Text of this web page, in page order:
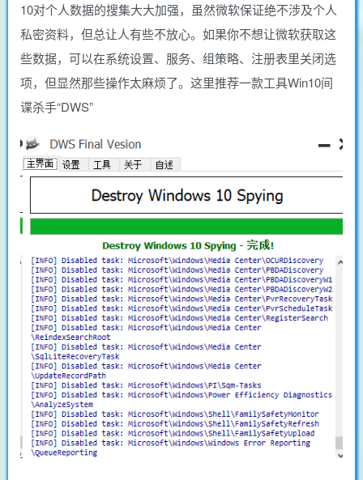
10对个人数据的搜集大大加强，虽然微软保证绝不涉及个人
私密资料，但总让人有些不放心。如果你不想让微软获取这
些数据，可以在系统设置、服务、组策略、注册表里关闭选
项，但显然那些操作太麻烦了。这里推荐一款工具Win10间
谍杀手“DWS”